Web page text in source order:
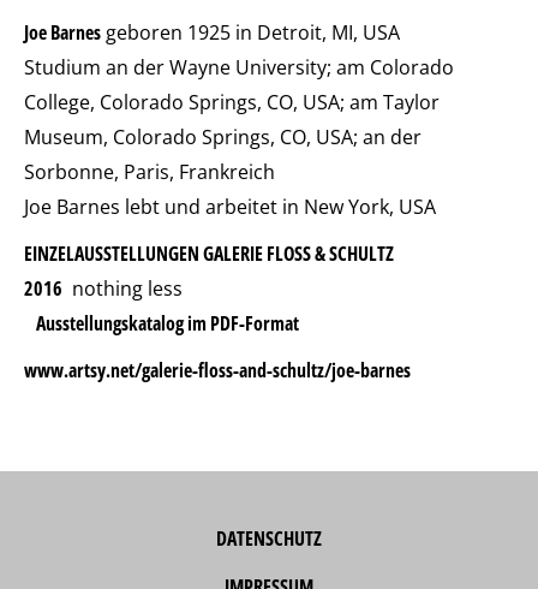
Joe Barnes geboren 1925 in Detroit, MI, USA
Studium an der Wayne University; am Colorado
College, Colorado Springs, CO, USA; am Taylor
Museum, Colorado Springs, CO, USA; an der
Sorbonne, Paris, Frankreich
Joe Barnes lebt und arbeitet in New York, USA
EINZELAUSSTELLUNGEN GALERIE FLOSS & SCHULTZ
2016 nothing less
Ausstellungskatalog im PDF-Format
www.artsy.net/galerie-floss-and-schultz/joe-barnes
DATENSCHUTZ